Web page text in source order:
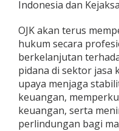
Indonesia dan
OJK akan terus
hukum secara
berkelanjutan
pidana di sektor jasa
upaya menjaga
keuangan,
keuangan, serta
perlindungan bagi